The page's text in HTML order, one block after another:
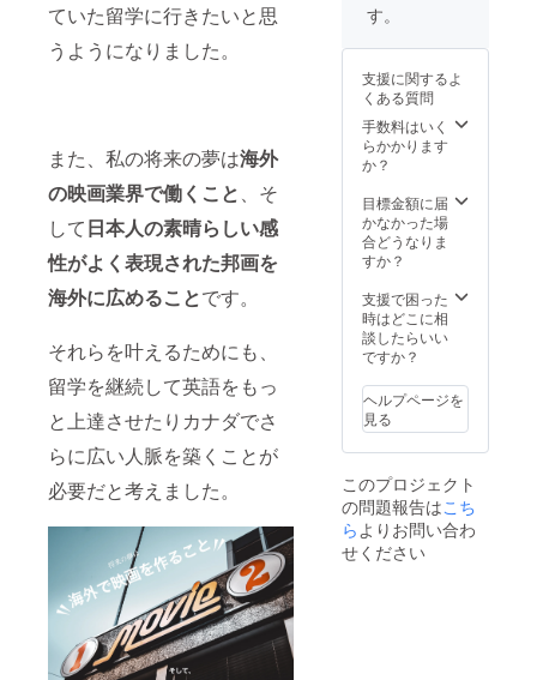
ていた留学に行きたいと思
うようになりました。
また、私の将来の夢は海外
の映画業界で働くこと、そ
して日本人の素晴らしい感
性がよく表現された邦画を
海外に広めることです。
それらを叶えるためにも、
留学を継続して英語をもっ
と上達させたりカナダでさ
らに広い人脈を築くことが
必要だと考えました。
た
なんで
もあり
です！
備考欄
にどん
（何の
ための
動画）
を作っ
いかを
お書き
くださ
い。ご
沿った
映像を
作れる
ように
ます！
また、
学費に
集めた
資金を
す。
支援に関するよ
くある質問
手数料はいく
らかかります
か？
目標金額に届
かなかった場
合どうなりま
すか？
支援で困った
時はどこに相
談したらいい
ですか？
ヘルプページを
見る
このプロジェクト
の問題報告はこち
ら よりお問い合わ
せください